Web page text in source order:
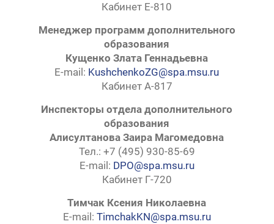
Кабинет Е-810
Менеджер программ дополнительного
образования
Кущенко Злата Геннадьевна
E-mail: KushchenkoZG@spa.msu.ru
Кабинет А-817
Инспекторы отдела дополнительного
образования
Алисултанова Заира Магомедовна
Тел.: +7 (495) 930-85-69
E-mail: DPO@spa.msu.ru
Кабинет Г-720
Тимчак Ксения Николаевна
E-mail: TimchakKN@spa.msu.ru